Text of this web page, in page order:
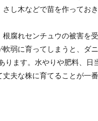
し木などで苗を作っておき
腐れセンチュウの被害を
軟弱に育ってしまうと、ダ
ります。水やりや肥料、日
丈夫な株に育てることが一